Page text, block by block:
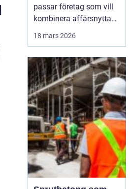
passar företag som vill
kombinera affärsnytta
landsbygd, djupa skogar,
glittrande sjöar och en
levande kulturhistoria
mitt i Sverige, på rimligt
avstånd från storst...
18 mars 2026